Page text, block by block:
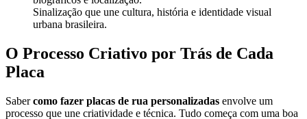
Sinalização que une cultura, história e identidade visual
urbana brasileira.
O Processo Criativo por Trás de Cada
Placa
Sabercomo fazer placas de rua personalizadas envolve um
processo que une criatividade e técnica. Tudo começa com uma boa